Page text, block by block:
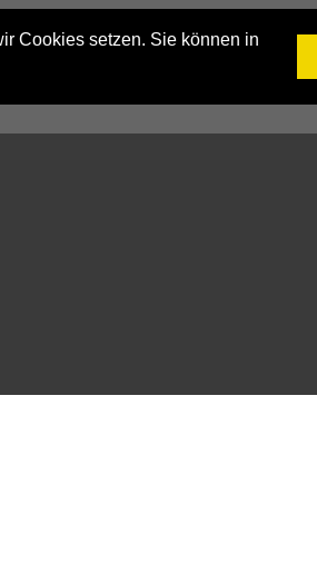
Cookies setzen. Sie können in